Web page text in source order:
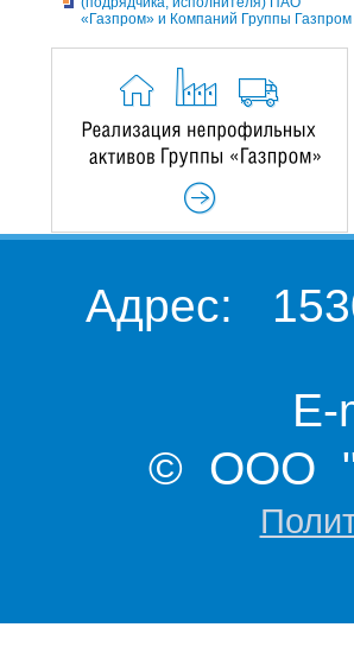
«Газпром» и Компаний Группы Газпром
Адрес:
© ООО